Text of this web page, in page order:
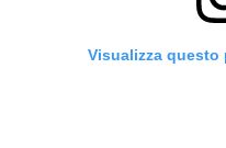
Visualizza questo